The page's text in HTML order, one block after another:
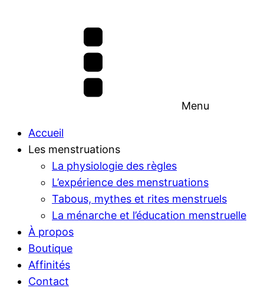
Menu
Accueil
Les menstruations
La physiologie des règles
L’expérience des menstruations
Tabous, mythes et rites menstruels
La ménarche et l’éducation menstruelle
À propos
Boutique
Affinités
Contact